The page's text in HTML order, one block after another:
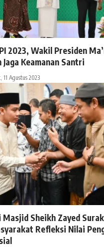
2023, Wakil Presiden
Keamanan Santri
11 Agustus 2023
Masjid Sheikh Zayed
Refleksi Nilai